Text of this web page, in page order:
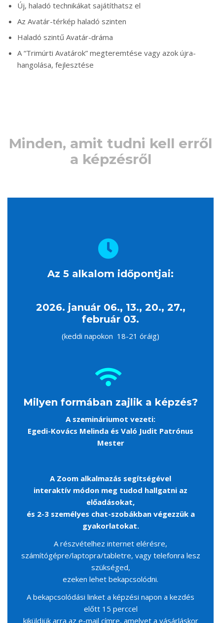
Új, haladó technikákat sajátíthatsz el
Az Avatár-térkép haladó szinten
Haladó szintű Avatár-dráma
A “Trimúrti Avatárok” megteremtése vagy azok újra-
hangolása, fejlesztése
Minden, amit tudni kell erről
a képzésről
Az 5 alkalom időpontjai:
2026. január 06., 13., 20., 27.,
február 03.
(keddi napokon 18-21 óráig)
Milyen formában zajlik a képzés?
A szemináriumot vezeti:
Egedi-Kovács Melinda és Való Judit Patrónus
Mester
A Zoom alkalmazás segítségével
interaktív módon meg tudod hallgatni az
előadásokat,
és 2-3 személyes chat-szobákban végezzük a
gyakorlatokat.
A részvételhez internet elérésre,
számítógépre/laptopra/tabletre, vagy telefonra lesz
szükséged,
ezeken lehet bekapcsolódni.
A bekapcsolódási linket a képzési napon a kezdés
előtt 15 perccel
kiküldjük arra az e-mail címre, amelyet a vásárláskor